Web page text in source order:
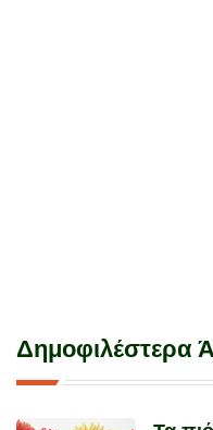
Δημοφιλέστερα